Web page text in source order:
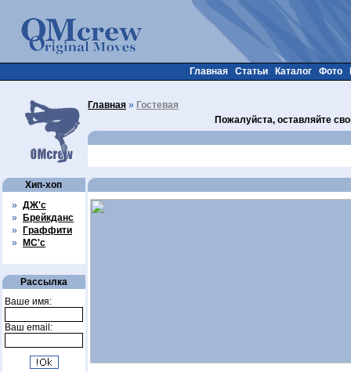
Хип-хоп
» ДЖ'с
»
Брейкданс
»
Граффити
»
МС'с
Рассылка
Ваше имя:
Ваш email:
Главная Статьи Каталог Фото
Главная » Гостевая
Пожалуйста, оставляйте